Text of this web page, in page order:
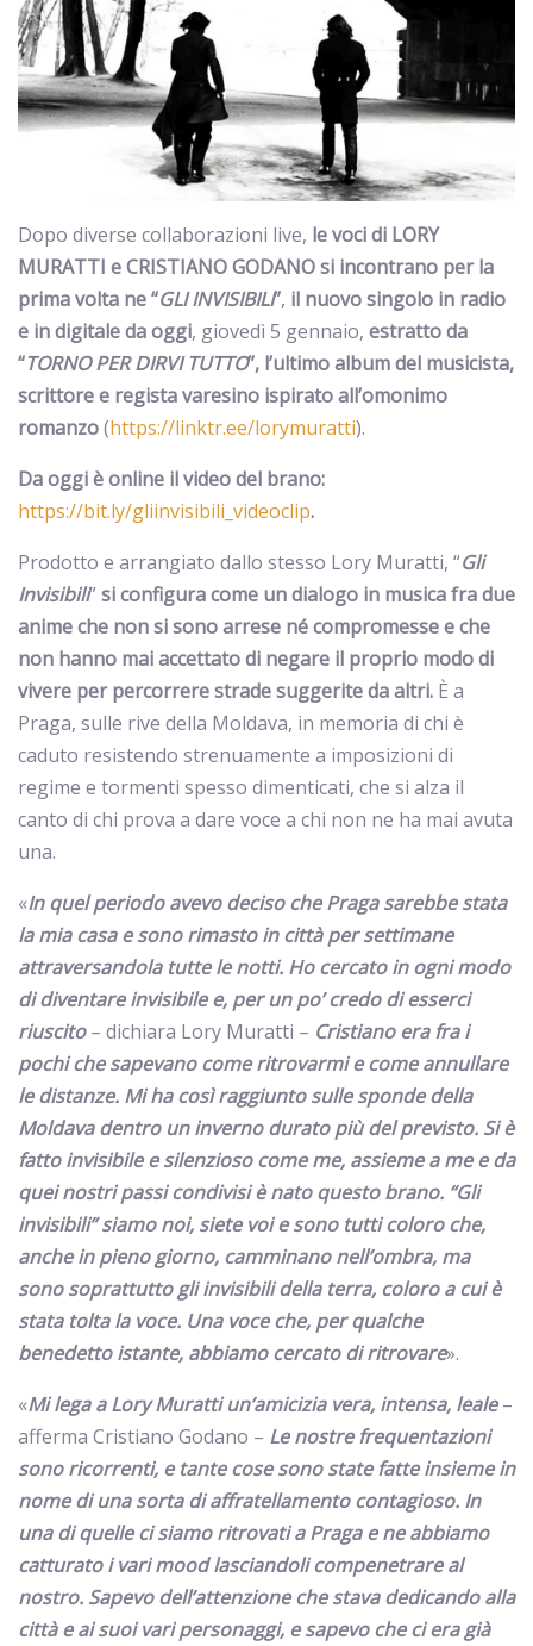
Dopo diverse collaborazioni live, le voci di LORY
MURATTI e CRISTIANO GODANO si incontrano per la
prima volta ne “GLI INVISIBILI”, il nuovo singolo in radio
e in digitale da oggi, giovedì 5 gennaio, estratto da
“TORNO PER DIRVI TUTTO”, l’ultimo albumdel musicista,
scrittore e regista varesino ispirato all’omonimo
romanzo(https://linktr.ee/lorymuratti).
Da oggi è online il video del brano:
https://bit.ly/gliinvisibili_videoclip.
Prodotto e arrangiato dallo stesso Lory Muratti, “Gli
Invisibili”si configura come un dialogo in musica fra due
anime che non si sono arrese né compromesse e che
non hanno mai accettato di negare il proprio modo di
vivere per percorrere strade suggerite da altri. È a
Praga, sulle rive della Moldava, in memoria di chi è
caduto resistendo strenuamente a imposizioni di
regime e tormenti spesso dimenticati, che si alza il
canto di chi prova a dare voce a chi non ne ha mai avuta
una.
«In quel periodo avevo deciso che Praga sarebbe stata
la mia casa e sono rimasto in città per settimane
attraversandola tutte le notti. Ho cercato in ogni modo
di diventare invisibile e, per un po’ credo di esserci
riuscito– dichiara Lory Muratti – Cristiano era fra i
pochi che sapevano come ritrovarmi e come annullare
le distanze. Mi ha così raggiunto sulle sponde della
Moldava dentro un inverno durato più del previsto. Si è
fatto invisibile e silenzioso come me, assieme a me e da
quei nostri passi condivisi è nato questo brano. “Gli
invisibili” siamo noi, siete voi e sono tutti coloro che,
anche in pieno giorno, camminano nell’ombra, ma
sono soprattutto gli invisibili della terra, coloro a cui è
stata tolta la voce. Una voce che, per qualche
benedetto istante, abbiamo cercato di ritrovare».
«Mi lega a Lory Muratti un’amicizia vera, intensa, leale–
afferma Cristiano Godano – Le nostre frequentazioni
sono ricorrenti, e tante cose sono state fatte insieme in
nome di una sorta di affratellamento contagioso. In
una di quelle ci siamo ritrovati a Praga e ne abbiamo
catturato i vari mood lasciandoli compenetrare al
nostro. Sapevo dell’attenzione che stava dedicando alla
città e ai suoi vari personaggi, e sapevo che ci era già